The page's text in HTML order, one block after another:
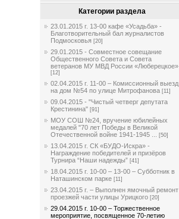
Категории раздела
23.01.2015 г. 13-00 кафе «Усадьба» -
Благотворительный бал журналистов
Подмосковья [20]
29.01.2015 - Совместное совещание
Общественного Совета и Совета
ветеранов МУ МВД России «Люберецкое»
[12]
02.04.2015 г. 11-00 – Комиссионный выезд
на дом №54 по улице Митрофанова [11]
09.04.2015 - "Чистый четверг депутата
Крестинина" [91]
МОУ СОШ №24, вручение юбилейных
медалей "70 лет Победы в Великой
Отечественной войне 1941-1945 ...
[50]
13.04.2015 г. СК «БУДО-Искра» -
Награждение победителей и призёров
Турнира “Наши надежды” [41]
18.04.2015 г. 10-00 – 13-00 – Субботник в
Наташинском парке [11]
23.04.2015 г. – Выполнен ямочный ремонт
проезжей части улицы Урицкого [20]
29.04.2015 г. 10-00 – Торжественное
мероприятие, посвященное 70-летию